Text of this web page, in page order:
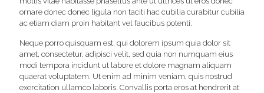
ornare donec donec ligula non taciti hac cubilia curabitur cubilia
ac etiam diam proin habitant vel faucibus potenti.
Neque porro quisquam est, qui dolorem ipsum quia dolor sit
amet, consectetur, adipisci velit, sed quia non numquam eius
modi tempora incidunt ut labore et dolore magnam aliquam
quaerat voluptatem. Ut enim ad minim veniam, quis nostrud
exercitation ullamco laboris. Convallis porta eros at hendrerit at